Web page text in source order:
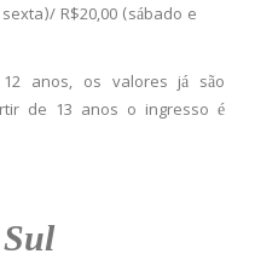
R$20,00 (sábado e
anos, os valores já são
de 13 anos o ingresso é